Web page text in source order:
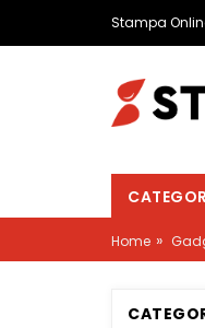
Stampa
Home »